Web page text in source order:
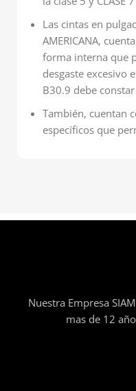
Las cintas en
AMERICANA,
forma interna que
desgaste excesivo
B30.9 debe
También, cuentan
específicos que
Nuestra Empresa
mas de 12